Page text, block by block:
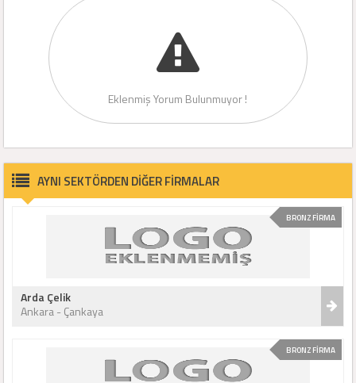
Eklenmiş Yorum Bulunmuyor !
AYNI SEKTÖRDEN DİĞER FİRMALAR
BRONZ FİRMA
Arda Çelik
Ankara - Çankaya
BRONZ FİRMA